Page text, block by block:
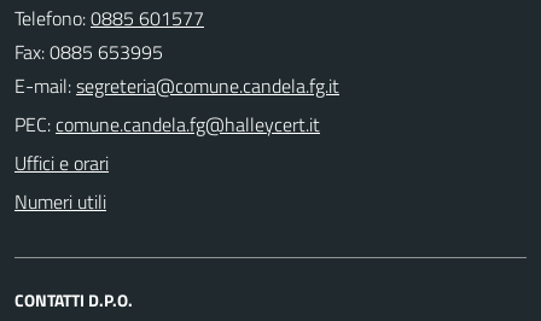
Telefono:0885 601577
Fax: 0885 653995
E-mail:
PEC:
Uffici e orari
Numeri utili
CONTATTI D.P.O.